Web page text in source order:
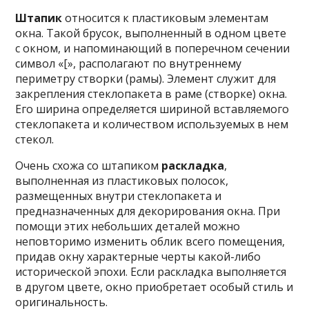
Штапикотносится к пластиковым элементам
окна. Такой брусок, выполненный в одном цвете
с окном, и напоминающий в поперечном сечении
символ «[», располагают по внутреннему
периметру створки (рамы). Элемент служит для
закрепления стеклопакета в раме (створке) окна.
Его ширина определяется шириной вставляемого
стеклопакета и количеством используемых в нем
стекол.
Очень схожа со штапиком раскладка,
выполненная из пластиковых полосок,
размещенных внутри стеклопакета и
предназначенных для декорирования окна. При
помощи этих небольших деталей можно
неповторимо изменить облик всего помещения,
придав окну характерные черты какой-либо
исторической эпохи. Если раскладка выполняется
в другом цвете, окно приобретает особый стиль и
оригинальность.